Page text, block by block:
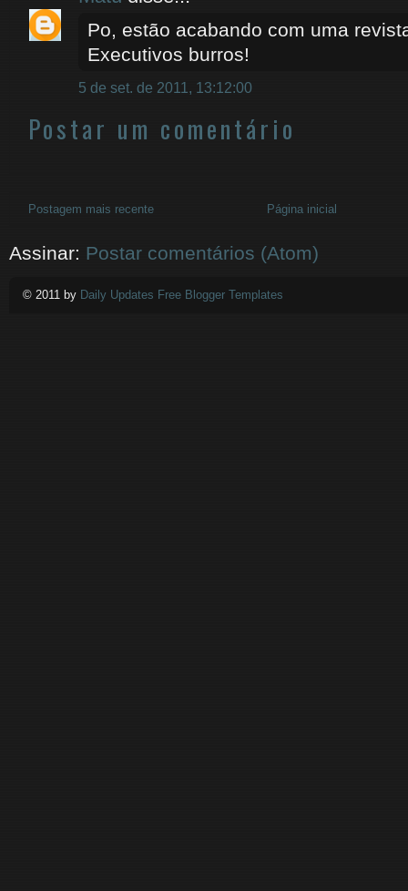
Po, estão acabando com uma
Executivos burros!
5 de set. de 2011, 13:12:00
Postar um comentário
Postagem mais recente Página inicial
Assinar: Postar comentários (Atom)
© 2011 by Daily Updates Free Blogger Templates